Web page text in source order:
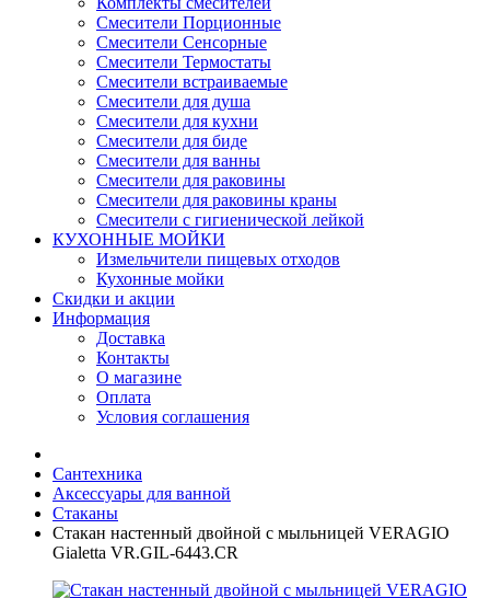
Смесители Порционные
Смесители Сенсорные
Смесители Термостаты
Смесители встраиваемые
Смесители для душа
Смесители для кухни
Смесители для биде
Смесители для ванны
Смесители для раковины
Смесители для раковины краны
Смесители с гигиенической лейкой
КУХОННЫЕ МОЙКИ
Измельчители пищевых отходов
Кухонные мойки
Скидки и акции
Информация
Доставка
Контакты
О магазине
Оплата
Условия соглашения
Сантехника
Аксессуары для ванной
Стаканы
Стакан настенный двойной с мыльницей VERAGIO
Gialetta VR.GIL-6443.CR